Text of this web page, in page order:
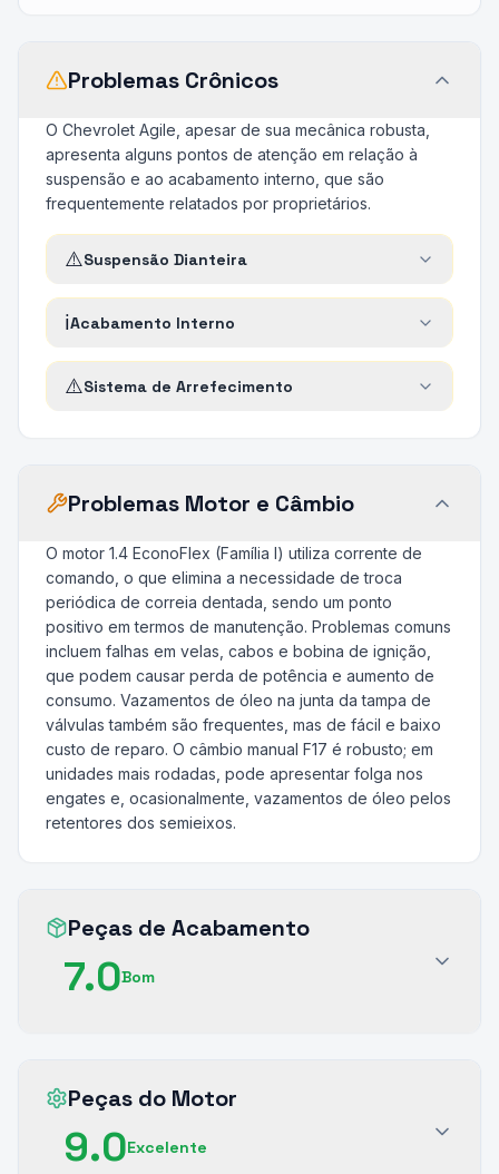
Problemas Crônicos
O Chevrolet Agile, apesar de sua mecânica robusta,
apresenta alguns pontos de atenção em relação à
suspensão e ao acabamento interno, que são
frequentemente relatados por proprietários.
⚠️Suspensão Dianteira
ℹ️Acabamento Interno
⚠️Sistema de Arrefecimento
Problemas Motor e Câmbio
O motor 1.4 EconoFlex (Família I) utiliza corrente de
comando, o que elimina a necessidade de troca
periódica de correia dentada, sendo um ponto
positivo em termos de manutenção. Problemas comuns
incluem falhas em velas, cabos e bobina de ignição,
que podem causar perda de potência e aumento de
consumo. Vazamentos de óleo na junta da tampa de
válvulas também são frequentes, mas de fácil e baixo
custo de reparo. O câmbio manual F17 é robusto; em
unidades mais rodadas, pode apresentar folga nos
engates e, ocasionalmente, vazamentos de óleo pelos
retentores dos semieixos.
Peças de Acabamento
7.0Bom
Peças do Motor
9.0Excelente